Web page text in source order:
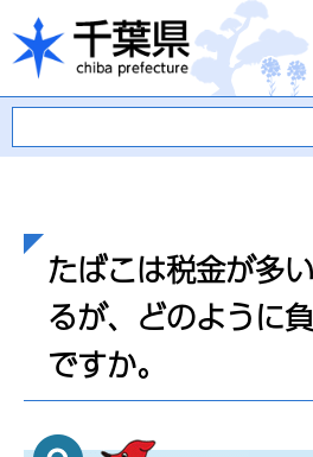
千葉県
たばこは税金が多
るが、どのように
ですか。